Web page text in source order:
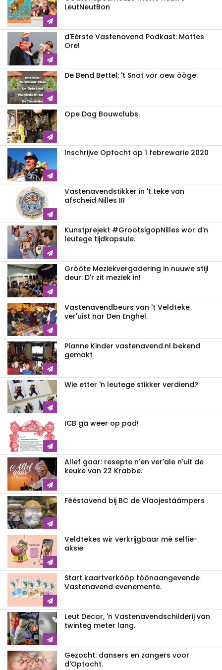
LeutNeutBon
d'Eérste Vastenavend Podkast: Mottes
Ore!
De Bend Bettel: 't Snot vor oew òòge.
Ope Dag Bouwclubs.
Inschrijve Optocht op 1 febrewarie 2020
Vastenavendstikker in 't teke van
afscheid Nilles III
Kunstprejekt #GrootsigopNilles wor d'n
leutege tijdkapsule.
Gròòte Meziekvergadering in nuuwe stijl
deur: D'r zit meziek in!
Vastenavendbeurs van 't Veldteke
ver'uist nar Den Enghel.
Planne Kinder vastenavend.nl bekend
gemakt
Wie etter 'n leutege stikker verdiend?
ICB ga weer op pad!
Allef gaar: resepte n'en ver'ale n'uit de
keuke van 22 Krabbe.
Fééstavend bij BC de Vlaojestáámpers
Veldtekes wir verkrijgbaar mè selfie-
aksie
Start kaartverkòòp tòònaangevende
Vastenavend evenemente.
Leut Decor, 'n Vastenavendschilderij van
twinteg meter lang.
Gezocht: dansers en zangers voor
d'Optocht.